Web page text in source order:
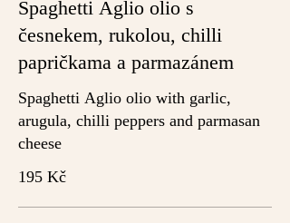
Spaghetti Aglio olio s
česnekem, rukolou, chilli
papričkama a parmazánem
Spaghetti Aglio olio with garlic,
arugula, chilli peppers and parmasan
cheese
195 Kč